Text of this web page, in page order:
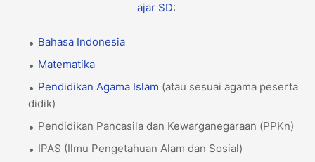
ajar SD:
Bahasa Indonesia
Matematika
Pendidikan Agama Islam (atau sesuai agama peserta
didik)
Pendidikan Pancasila dan Kewarganegaraan (PPKn)
IPAS (Ilmu Pengetahuan Alam dan Sosial)